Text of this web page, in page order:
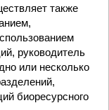
также
руководитель
или несколько
биоресурсного